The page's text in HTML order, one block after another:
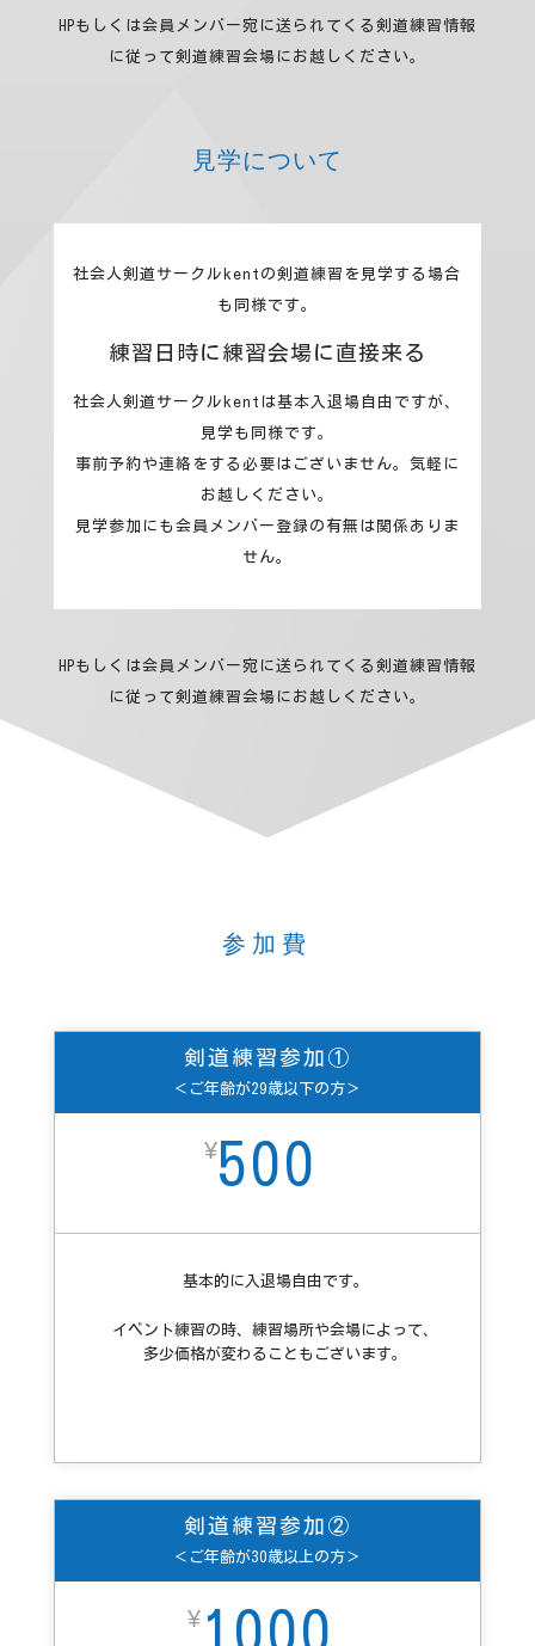
HPもしくは会員メンバー宛に送られてくる剣道練習情報
に従って剣道練習会場にお越しください。
見学について
社会人剣道サークルkentの剣道練習を見学する場合
も同様です。
練習日時に練習会場に直接来る
社会人剣道サークルkentは基本入退場自由ですが、
見学も同様です。
事前予約や連絡をする必要はございません。気軽に
お越しください。
見学参加にも会員メンバー登録の有無は関係ありま
せん。
HPもしくは会員メンバー宛に送られてくる剣道練習情報
に従って剣道練習会場にお越しください。
参加費
剣道練習参加①
＜ご年齢が29歳以下の方＞
¥500
基本的に入退場自由です。
イベント練習の時、練習場所や会場によって、
多少価格が変わることもございます。
剣道練習参加②
＜ご年齢が30歳以上の方＞
¥1000